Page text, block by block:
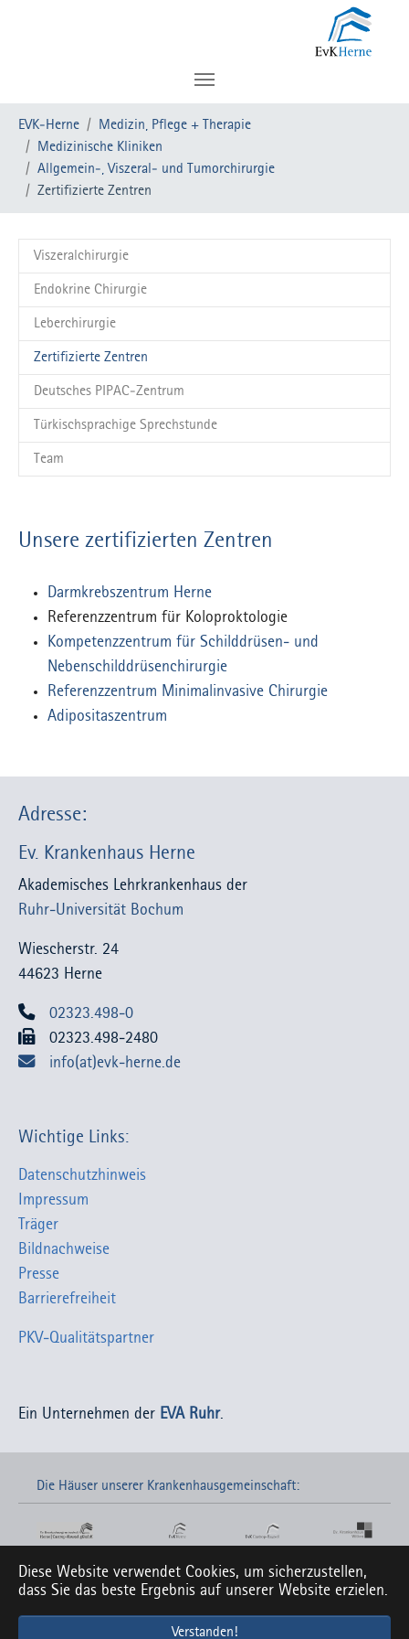
Diese Website verwendet Cookies, um sicherzustellen,
dass Sie das beste Ergebnis auf unserer Website erzielen.
Verstanden!
Sie sind hier:
EVK-Herne
Medizin, Pflege + Therapie
Medizinische Kliniken
Allgemein-, Viszeral- und Tumorchirurgie
Zertifizierte Zentren
Viszeralchirurgie
Endokrine Chirurgie
Leberchirurgie
Zertifizierte Zentren
Deutsches PIPAC-Zentrum
Türkischsprachige Sprechstunde
Team
Unsere zertifizierten Zentren
Darmkrebszentrum Herne
Referenzzentrum für Koloproktologie
Kompetenzzentrum für Schilddrüsen- und
Nebenschilddrüsenchirurgie
Referenzzentrum Minimalinvasive Chirurgie
Adipositaszentrum
Adresse:
Ev. Krankenhaus Herne
Akademisches Lehrkrankenhaus der
Ruhr-Universität Bochum
Wiescherstr. 24
44623 Herne
02323.498-0
02323.498-2480
info(at)evk-herne.de
Wichtige Links:
Datenschutzhinweis
Impressum
Träger
Bildnachweise
Presse
Barrierefreiheit
PKV-Qualitätspartner
Ein Unternehmen der EVA Ruhr.
Die Häuser unserer Krankenhausgemeinschaft:
Links zu unseren Social-Media-Seiten: